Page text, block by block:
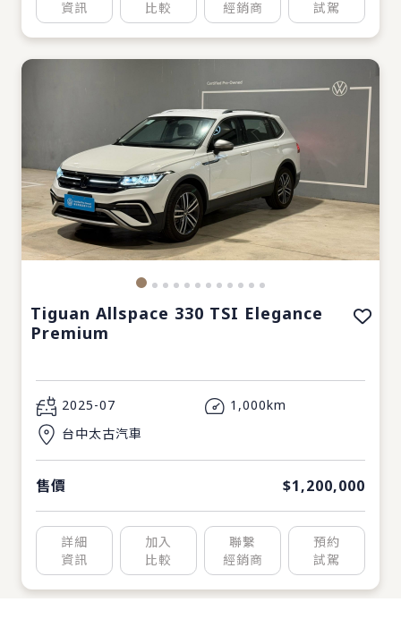
資訊
比較
經銷商
試駕
Tiguan Allspace 330 TSI Elegance
Premium
2025-07
1,000km
台中太古汽車
售價 $1,200,000
詳細
資訊
加入
比較
聯繫
經銷商
預約
試駕